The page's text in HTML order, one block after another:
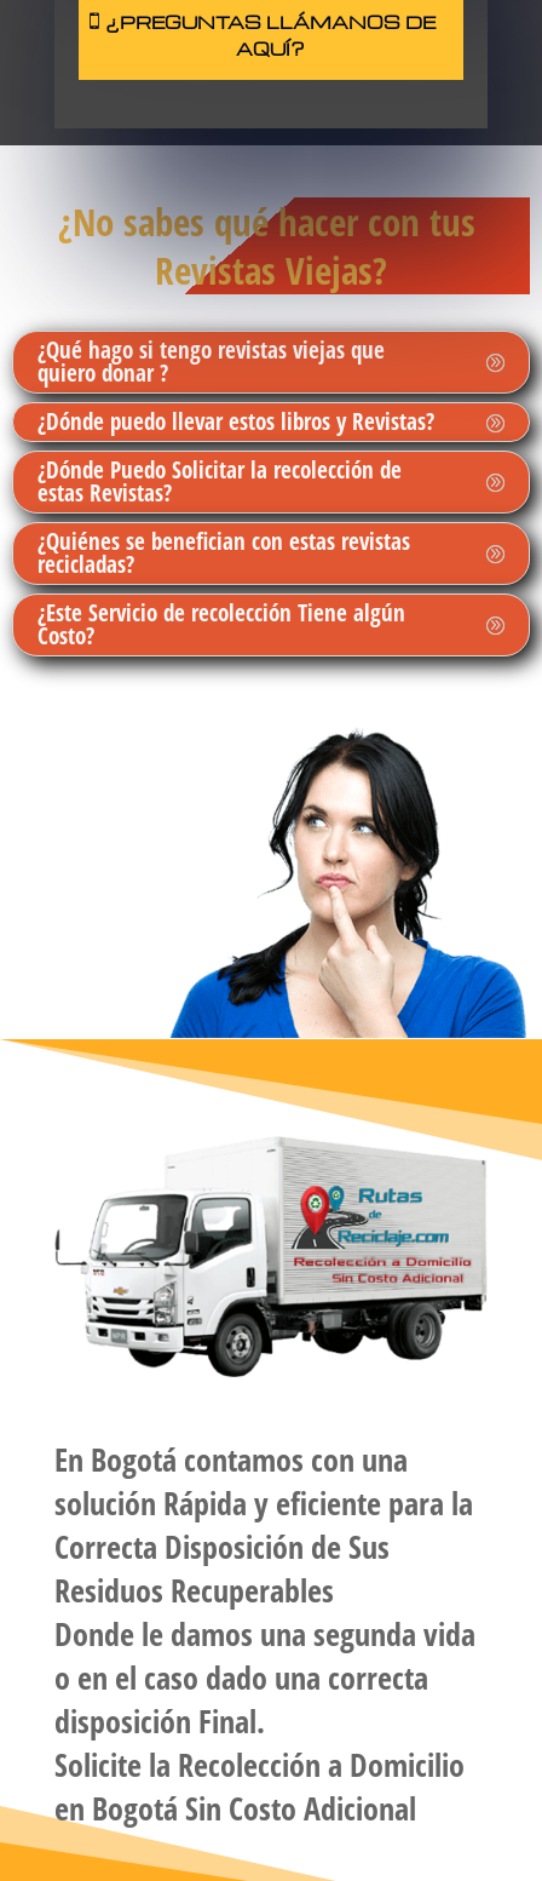
¿PREGUNTAS LLÁMANOS DE
AQUÍ?
¿No sabes qué hacer con tus
Revistas Viejas?
¿Qué hago si tengo revistas viejas que
quiero donar ?
¿Dónde puedo llevar estos libros y Revistas?
¿Dónde Puedo Solicitar la recolección de
estas Revistas?
¿Quiénes se benefician con estas revistas
recicladas?
¿Este Servicio de recolección Tiene algún
Costo?
En Bogotá contamos con una
solución Rápida y eficiente para la
Correcta Disposición de Sus
Residuos Recuperables
Donde le damos una segunda vida
o en el caso dado una correcta
disposición Final.
Solicite la Recolección a Domicilio
en Bogotá Sin Costo Adicional